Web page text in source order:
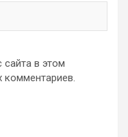
в этом